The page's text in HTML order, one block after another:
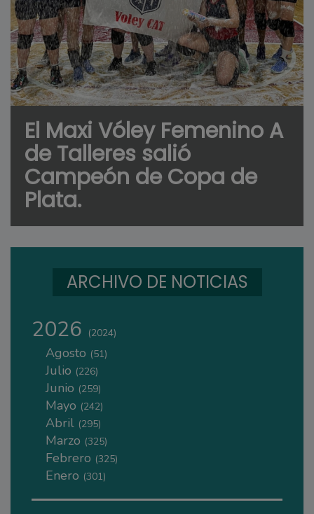
El Maxi Vóley Femenino A
de Talleres salió
Campeón de Copa de
Plata.
ARCHIVO DE NOTICIAS
2026 (2024)
Agosto (51)
Julio (226)
Junio (259)
Mayo (242)
Abril (295)
Marzo (325)
Febrero (325)
Enero (301)